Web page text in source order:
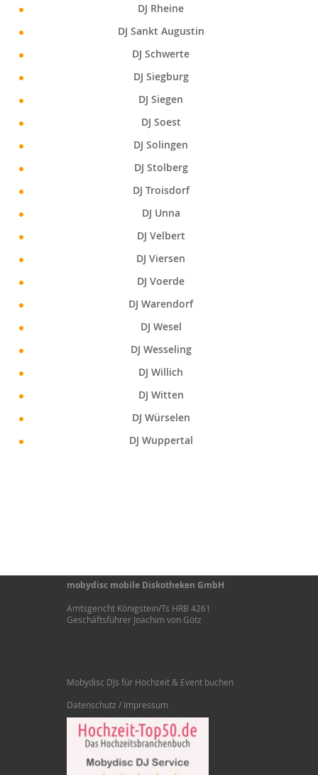
DJ Rheine
DJ Sankt Augustin
DJ Schwerte
DJ Siegburg
DJ Siegen
DJ Soest
DJ Solingen
DJ Stolberg
DJ Troisdorf
DJ Unna
DJ Velbert
DJ Viersen
DJ Voerde
DJ Warendorf
DJ Wesel
DJ Wesseling
DJ Willich
DJ Witten
DJ Würselen
DJ Wuppertal
mobydisc mobile Diskotheken GmbH
Amtsgericht Königstein/Ts HRB 4261
Geschäftsführer Joachim von Götz
Mobydisc DJs für Hochzeit & Event buchen
Datenschutz / Impressum